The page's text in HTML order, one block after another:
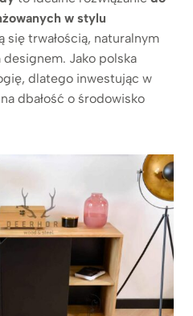
w stylu
się trwałością, naturalnym
Jako polska
dlatego inwestując w
dbałość o środowisko